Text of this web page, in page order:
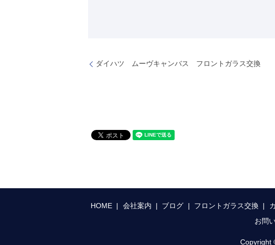
ダイハツ ムーヴキャンバス フロントガラス交換
HOME 会社案内 ブログ フロントガラス交換
お問
Copyright